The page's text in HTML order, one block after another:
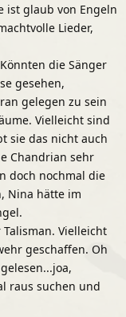
ist glaub von Engeln
Lieder,
die Sänger
gesehen,
gelegen zu sein
Vielleicht sind
sie das nicht auch
Chandrian sehr
doch nochmal die
Nina hätte im
Vielleicht
geschaffen. Oh
raus suchen und